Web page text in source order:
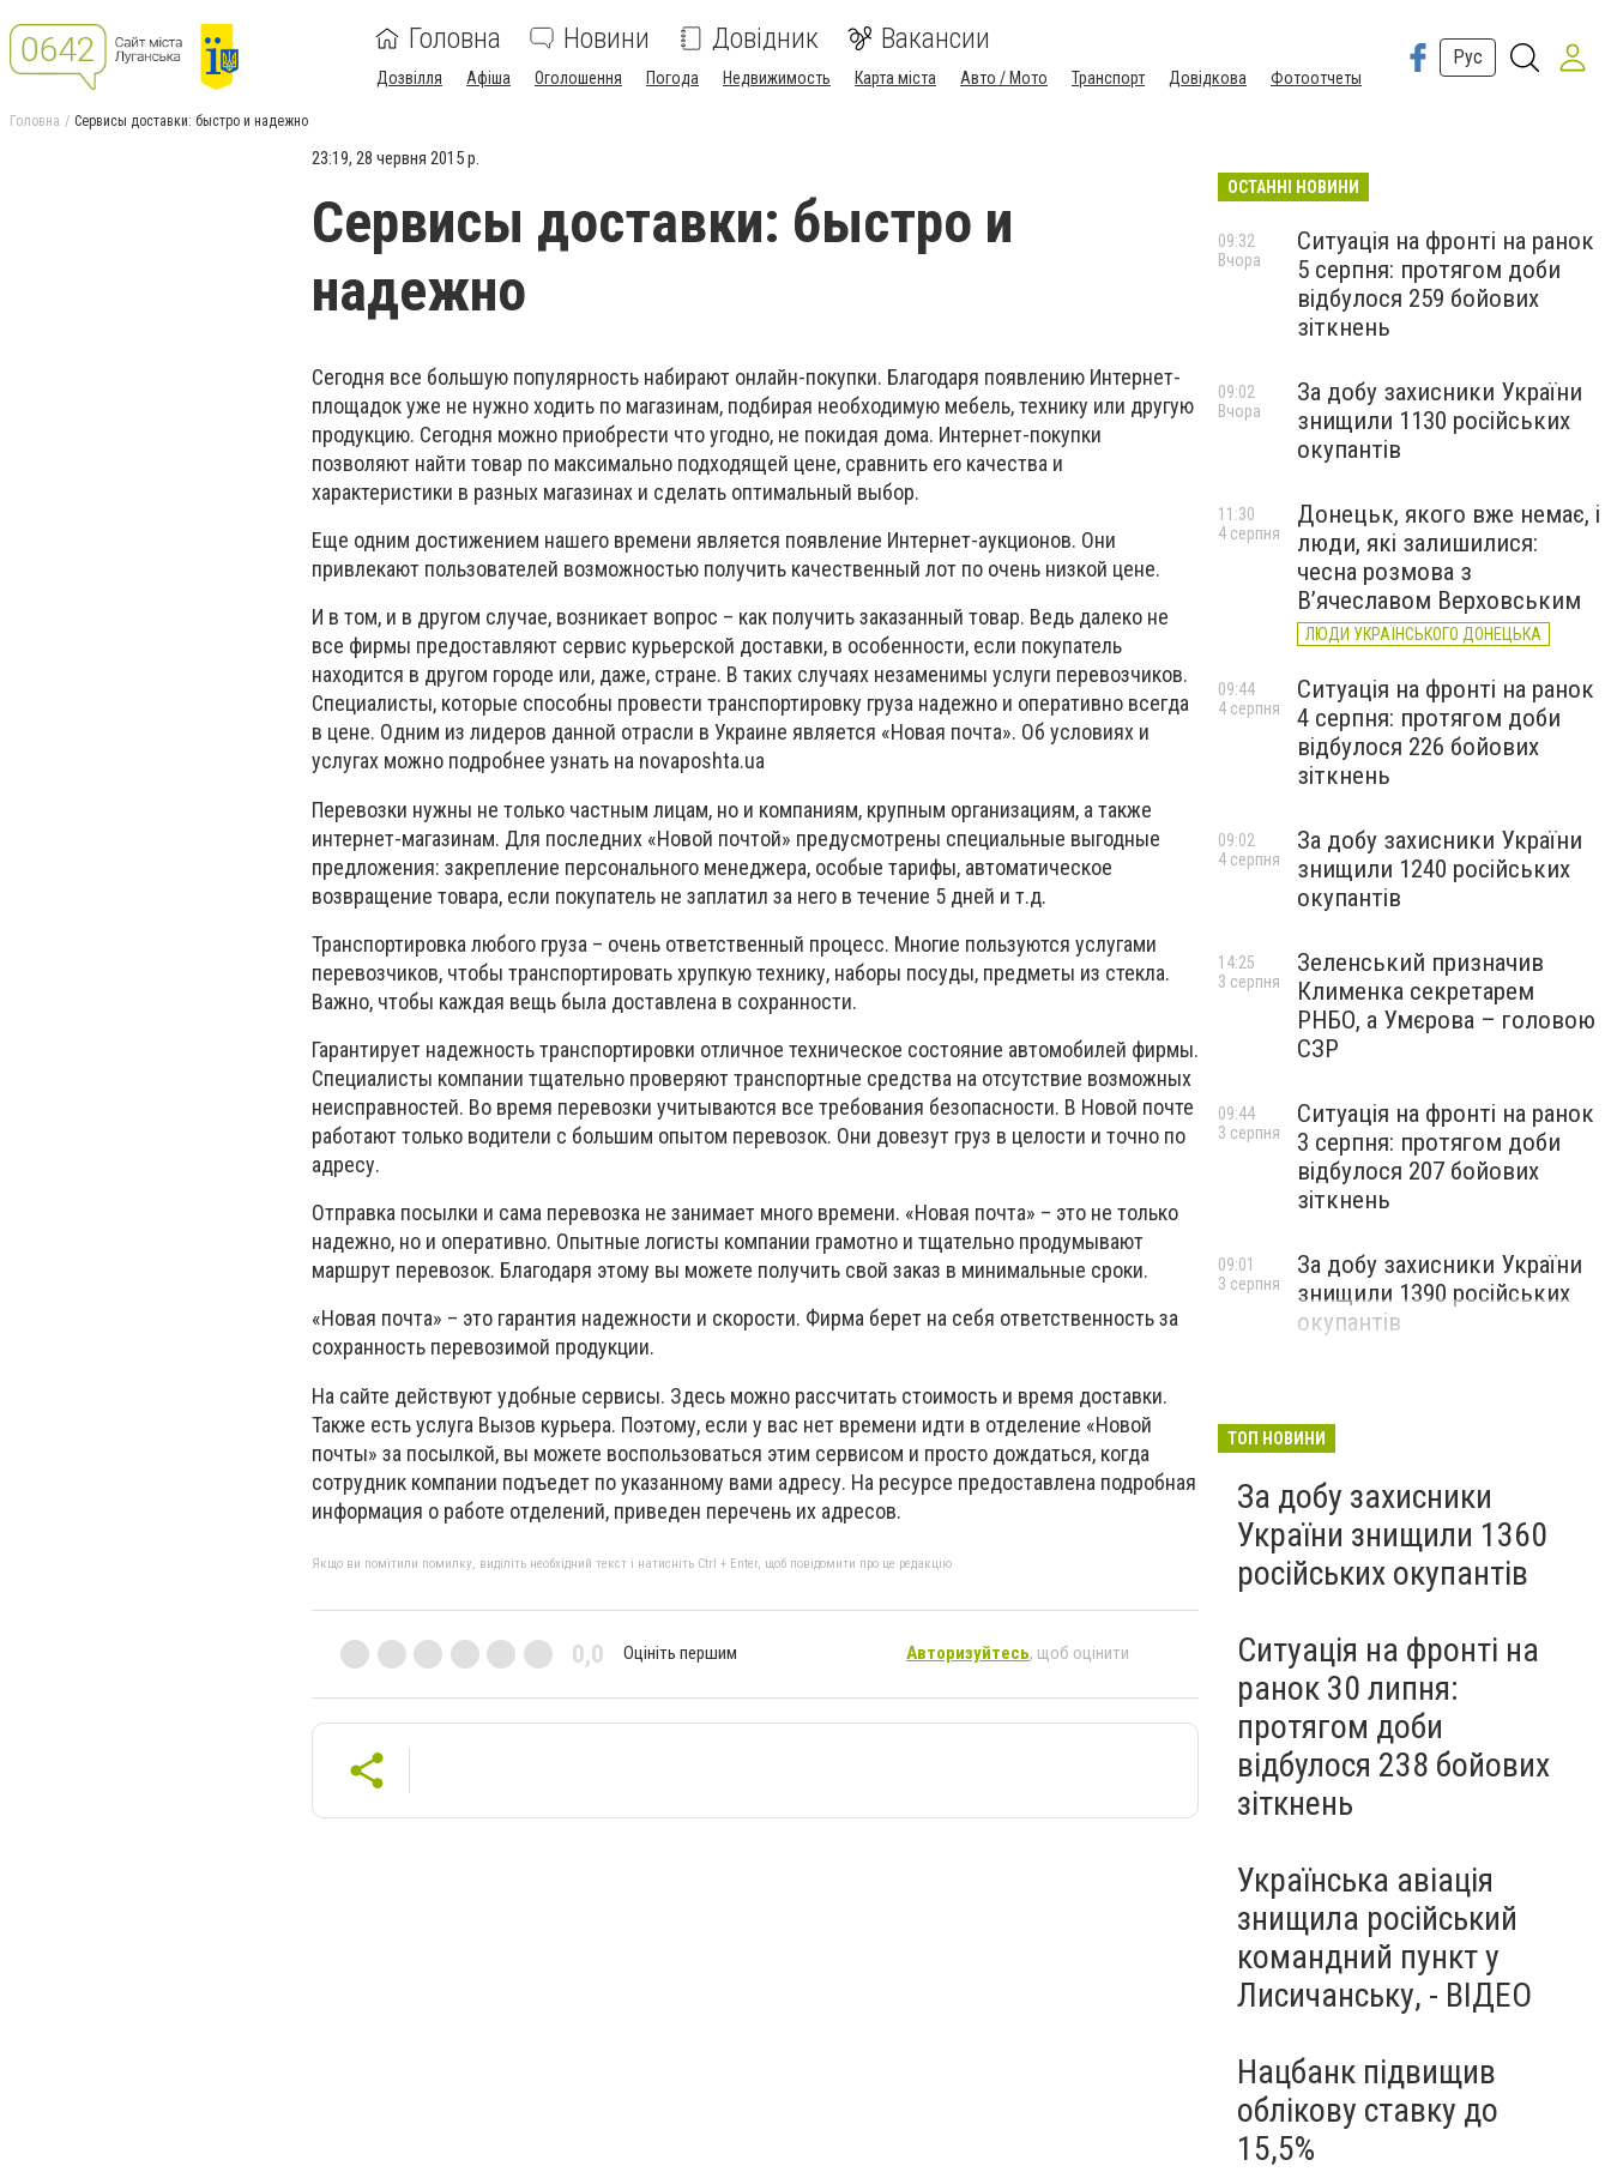
Головна Новини Довідник Вакансии
Дозвілля Афіша Оголошення Погода Недвижимость Карта міста Авто / Мото Транспорт Довідкова Фотоотчеты
Рус
Головна Сервисы доставки: быстро и надежно
23:19, 28 червня 2015 р.
Сервисы доставки: быстро и
надежно
Сегодня все большую популярность набирают онлайн-покупки. Благодаря появлению Интернет-
площадок уже не нужно ходить по магазинам, подбирая необходимую мебель, технику или другую
продукцию. Сегодня можно приобрести что угодно, не покидая дома. Интернет-покупки
позволяют найти товар по максимально подходящей цене, сравнить его качества и
характеристики в разных магазинах и сделать оптимальный выбор.
Еще одним достижением нашего времени является появление Интернет-аукционов. Они
привлекают пользователей возможностью получить качественный лот по очень низкой цене.
И в том, и в другом случае, возникает вопрос – как получить заказанный товар. Ведь далеко не
все фирмы предоставляют сервис курьерской доставки, в особенности, если покупатель
находится в другом городе или, даже, стране. В таких случаях незаменимы услуги перевозчиков.
Специалисты, которые способны провести транспортировку груза надежно и оперативно всегда
в цене. Одним из лидеров данной отрасли в Украине является «Новая почта». Об условиях и
услугах можно подробнее узнать на novaposhta.ua
Перевозки нужны не только частным лицам, но и компаниям, крупным организациям, а также
интернет-магазинам. Для последних «Новой почтой» предусмотрены специальные выгодные
предложения: закрепление персонального менеджера, особые тарифы, автоматическое
возвращение товара, если покупатель не заплатил за него в течение 5 дней и т.д.
Транспортировка любого груза – очень ответственный процесс. Многие пользуются услугами
перевозчиков, чтобы транспортировать хрупкую технику, наборы посуды, предметы из стекла.
Важно, чтобы каждая вещь была доставлена в сохранности.
Гарантирует надежность транспортировки отличное техническое состояние автомобилей фирмы.
Специалисты компании тщательно проверяют транспортные средства на отсутствие возможных
неисправностей. Во время перевозки учитываются все требования безопасности. В Новой почте
работают только водители с большим опытом перевозок. Они довезут груз в целости и точно по
адресу.
Отправка посылки и сама перевозка не занимает много времени. «Новая почта» – это не только
надежно, но и оперативно. Опытные логисты компании грамотно и тщательно продумывают
маршрут перевозок. Благодаря этому вы можете получить свой заказ в минимальные сроки.
«Новая почта» – это гарантия надежности и скорости. Фирма берет на себя ответственность за
сохранность перевозимой продукции.
На сайте действуют удобные сервисы. Здесь можно рассчитать стоимость и время доставки.
Также есть услуга Вызов курьера. Поэтому, если у вас нет времени идти в отделение «Новой
почты» за посылкой, вы можете воспользоваться этим сервисом и просто дождаться, когда
сотрудник компании подъедет по указанному вами адресу. На ресурсе предоставлена подробная
информация о работе отделений, приведен перечень их адресов.
Якщо ви помітили помилку, виділіть необхідний текст і натисніть Ctrl + Enter, щоб повідомити про це редакцію
0,0 Оцініть першим Авторизуйтесь, щоб оцінити
ОСТАННІ НОВИНИ
Ситуація на фронті на ранок
5 серпня: протягом доби
відбулося 259 бойових
зіткнень
09:32
Вчора
За добу захисники України
знищили 1130 російських
окупантів
09:02
Вчора
Донецьк, якого вже немає, і
люди, які залишилися:
чесна розмова з
В’ячеславом Верховським
ЛЮДИ УКРАЇНСЬКОГО ДОНЕЦЬКА
11:30
4 серпня
Ситуація на фронті на ранок
4 серпня: протягом доби
відбулося 226 бойових
зіткнень
09:44
4 серпня
За добу захисники України
знищили 1240 російських
окупантів
09:02
4 серпня
Зеленський призначив
Клименка секретарем
РНБО, а Умєрова – головою
СЗР
14:25
3 серпня
Ситуація на фронті на ранок
3 серпня: протягом доби
відбулося 207 бойових
зіткнень
09:44
3 серпня
За добу захисники України
знищили 1390 російських
окупантів
09:01
3 серпня
ТОП НОВИНИ
За добу захисники
України знищили 1360
російських окупантів
Ситуація на фронті на
ранок 30 липня:
протягом доби
відбулося 238 бойових
зіткнень
Українська авіація
знищила російський
командний пункт у
Лисичанську, - ВІДЕО
Нацбанк підвищив
облікову ставку до
15,5%